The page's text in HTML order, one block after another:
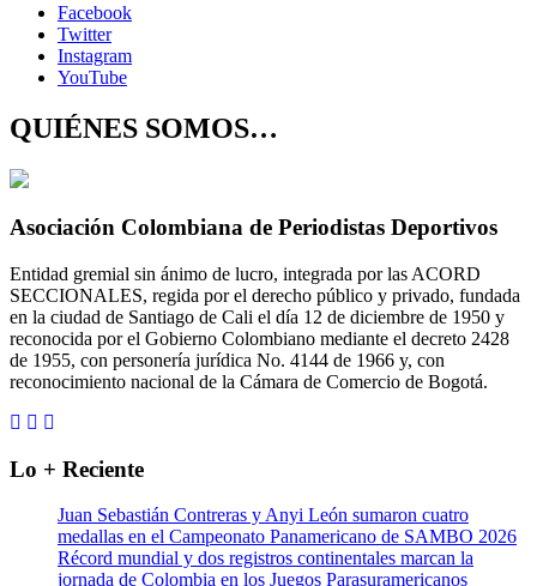
Facebook
Twitter
Instagram
YouTube
QUIÉNES SOMOS…
Asociación Colombiana de Periodistas Deportivos
Entidad gremial sin ánimo de lucro, integrada por las ACORD
SECCIONALES, regida por el derecho público y privado, fundada
en la ciudad de Santiago de Cali el día 12 de diciembre de 1950 y
reconocida por el Gobierno Colombiano mediante el decreto 2428
de 1955, con personería jurídica No. 4144 de 1966 y, con
reconocimiento nacional de la Cámara de Comercio de Bogotá.
Lo + Reciente
Juan Sebastián Contreras y Anyi León sumaron cuatro
medallas en el Campeonato Panamericano de SAMBO 2026
Récord mundial y dos registros continentales marcan la
jornada de Colombia en los Juegos Parasuramericanos